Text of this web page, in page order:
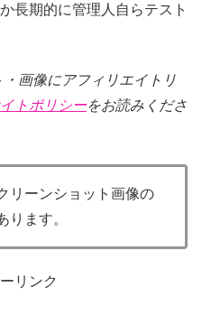
長期的に管理人自らテスト
・画像にアフィリエイトリ
トポリシーをお読みくださ
リーンショット画像の
ります。
リンク